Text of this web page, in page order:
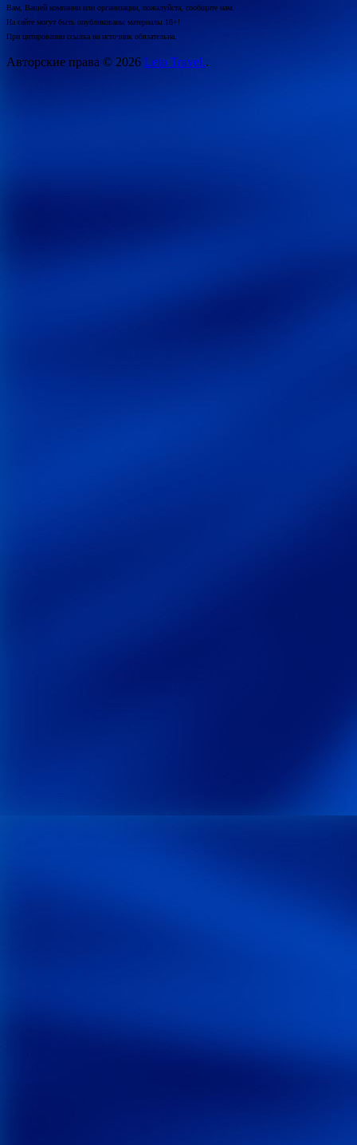
Вам, Вашей компании или организации, пожалуйста, сообщите нам.
На сайте могут быть опубликованы материалы 18+!
При цитировании ссылка на источник обязательна.
Авторские права © 2026 Leto Travel..